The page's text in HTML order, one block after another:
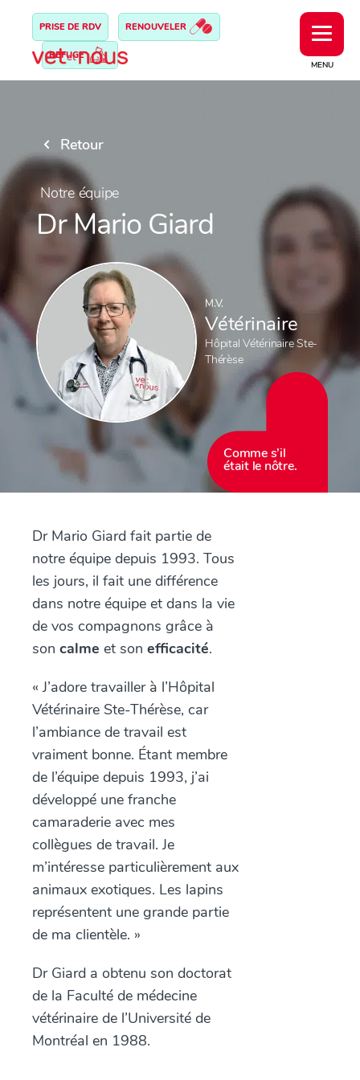
MENU
PRISE DE RDV RENOUVELER
REFUGE
Retour
Notre équipe
Dr Mario Giard
M.V.
Vétérinaire
Hôpital Vétérinaire Ste-
Thérèse
Comme s’il
était le nôtre.
Dr Mario Giard fait partie de
notre équipe depuis 1993. Tous
les jours, il fait une différence
dans notre équipe et dans la vie
de vos compagnons grâce à
son calme et son efficacité.
« J’adore travailler à l’Hôpital
Vétérinaire Ste-Thérèse, car
l’ambiance de travail est
vraiment bonne. Étant membre
de l’équipe depuis 1993, j’ai
développé une franche
camaraderie avec mes
collègues de travail. Je
m’intéresse particulièrement aux
animaux exotiques. Les lapins
représentent une grande partie
de ma clientèle. »
Dr Giard a obtenu son doctorat
de la Faculté de médecine
vétérinaire de l’Université de
Montréal en 1988.